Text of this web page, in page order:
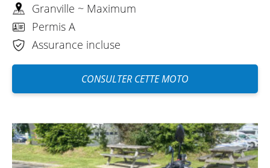
Granville ~ Maximum
Permis A
Assurance incluse
CONSULTER CETTE MOTO